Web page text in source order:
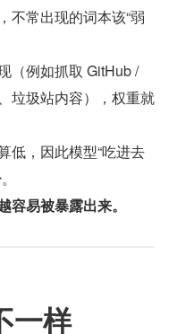
不常出现的词本该“弱
（例如抓取 GitHub /
垃圾站内容），权重就
低，因此模型“吃进去
容易被暴露出来。
一样